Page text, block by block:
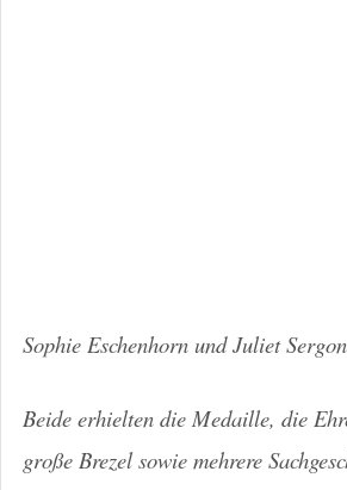
Sophie Eschenhorn und Juliet
Beide erhielten die Medaille, die
große Brezel sowie mehrere